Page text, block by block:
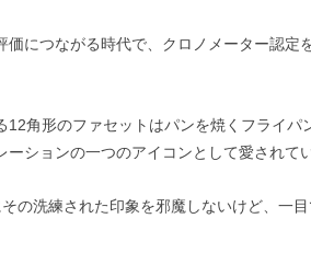
価につながる時代で、クロノメーター認定
12角形のファセットはパンを焼くフライパ
ションの一つのアイコンとして愛されてい
の洗練された印象を邪魔しないけど、一